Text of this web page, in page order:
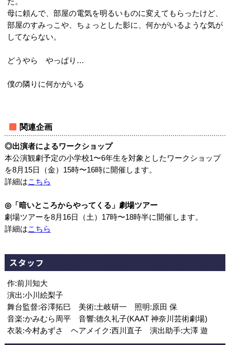
母に頼んで、部屋の電気を明るいものに変えてもらったけど、
部屋のすみっこや、ちょっとした影に、何かがいるような気が
してならない。
どうやら やっぱり…
僕の隣りに何かがいる
関連企画
◎出演者によるワークショップ
本公演観劇予定の小学校1〜6年生を対象としたワークショップ
を8月15日（金）15時〜16時に開催します。
詳細はこちら
◎「暗いところからやってくる」劇場ツアー
劇場ツアーを8月16日（土）17時〜18時半に開催します。
詳細はこちら
スタッフ
作:前川知大
演出:小川絵梨子
舞台監督:谷澤拓巳 美術:土岐研一 照明:原田 保
音楽:かみむら周平 音響:徳久礼子(KAAT 神奈川芸術劇場)
衣装:今村あずさ ヘアメイク:西川直子 演出助手:大澤 遊